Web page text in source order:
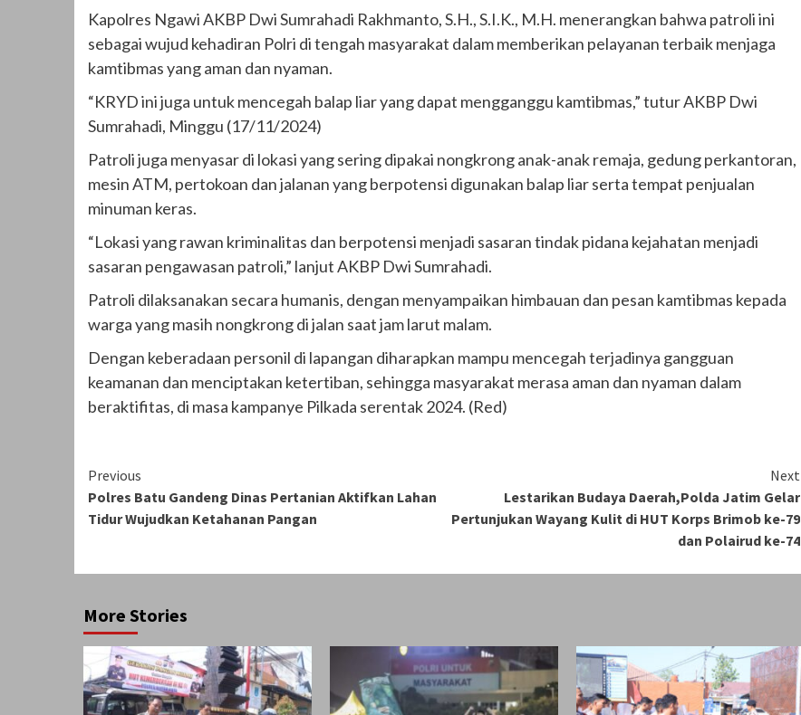
Kapolres Ngawi AKBP Dwi Sumrahadi Rakhmanto, S.H., S.I.K., M.H. menerangkan bahwa patroli ini
sebagai wujud kehadiran Polri di tengah masyarakat dalam memberikan pelayanan terbaik menjaga
kamtibmas yang aman dan nyaman.
“KRYD ini juga untuk mencegah balap liar yang dapat mengganggu kamtibmas,” tutur AKBP Dwi
Sumrahadi, Minggu (17/11/2024)
Patroli juga menyasar di lokasi yang sering dipakai nongkrong anak-anak remaja, gedung perkantoran,
mesin ATM, pertokoan dan jalanan yang berpotensi digunakan balap liar serta tempat penjualan
minuman keras.
“Lokasi yang rawan kriminalitas dan berpotensi menjadi sasaran tindak pidana kejahatan menjadi
sasaran pengawasan patroli,” lanjut AKBP Dwi Sumrahadi.
Patroli dilaksanakan secara humanis, dengan menyampaikan himbauan dan pesan kamtibmas kepada
warga yang masih nongkrong di jalan saat jam larut malam.
Dengan keberadaan personil di lapangan diharapkan mampu mencegah terjadinya gangguan
keamanan dan menciptakan ketertiban, sehingga masyarakat merasa aman dan nyaman dalam
beraktifitas, di masa kampanye Pilkada serentak 2024. (Red)
Continue
Reading
Previous
Polres Batu Gandeng Dinas Pertanian Aktifkan Lahan
Tidur Wujudkan Ketahanan Pangan
Next
Lestarikan Budaya Daerah,Polda Jatim Gelar
Pertunjukan Wayang Kulit di HUT Korps Brimob ke-79
dan Polairud ke-74
More Stories